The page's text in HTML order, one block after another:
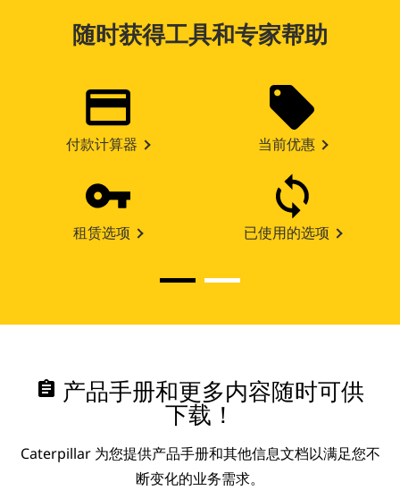
随时获得工具和专家帮助
付款计算器 当前优惠
租赁选项 已使用的选项
assignment 产品手册和更多内容随时可供
下载！
Caterpillar 为您提供产品手册和其他信息文档以满足您不
断变化的业务需求。